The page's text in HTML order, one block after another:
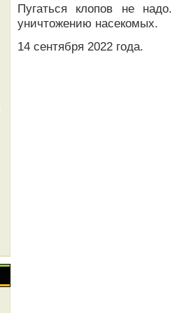
Пугаться клопов не
уничтожению насекомых.
14 сентября 2022 года.